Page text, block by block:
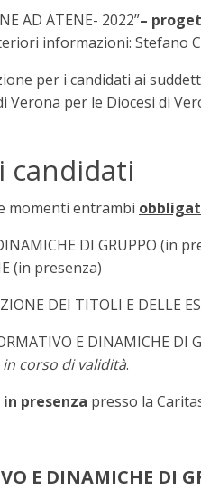
AD ATENE- 2022”–
informazioni: Stefano
per i candidati ai
Verona per le Diocesi di
candidati
momenti entrambi
DI GRUPPO (in
(in presenza)
DEI TITOLI E DELLE
E DINAMICHE DI
corso di validità.
in presenza presso la
E DINAMICHE DI